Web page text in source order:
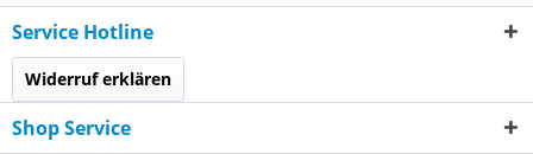
Service Hotline
Widerruf erklären
Shop Service